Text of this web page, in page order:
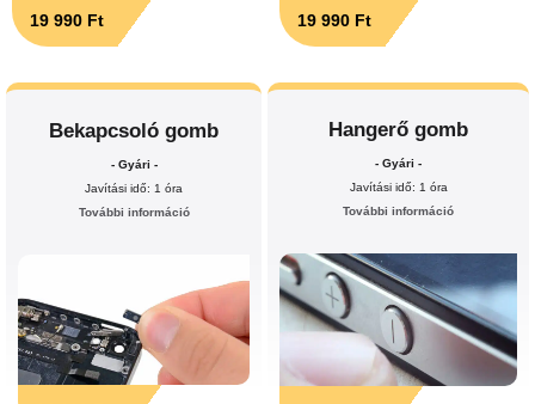
19 990 Ft 19 990 Ft
Bekapcsoló gomb
- Gyári -
Javítási idő: 1 óra
További információ
Hangerő gomb
- Gyári -
Javítási idő: 1 óra
További információ